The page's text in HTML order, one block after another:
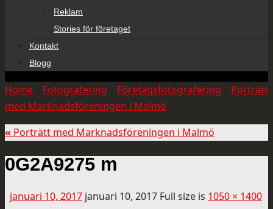
Reklam
Stories för företaget
Kontakt
Blogg
Home Fotografering Företagsfotografering
Porträtt
med Marknadsföreningen i Malmö
« Porträtt med Marknadsföreningen i Malmö
0G2A9275 m
januari 10, 2017 januari 10, 2017 Full size is 1050 × 1400